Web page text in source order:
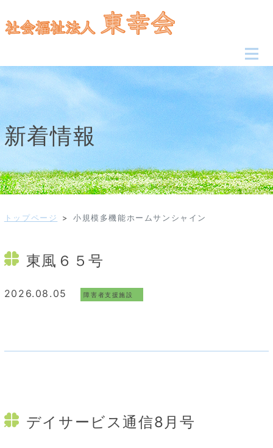
新着情報
トップページ > 小規模多機能ホームサンシャイン
東風６５号
2026.08.05 障害者支援施設
デイサービス通信8月号